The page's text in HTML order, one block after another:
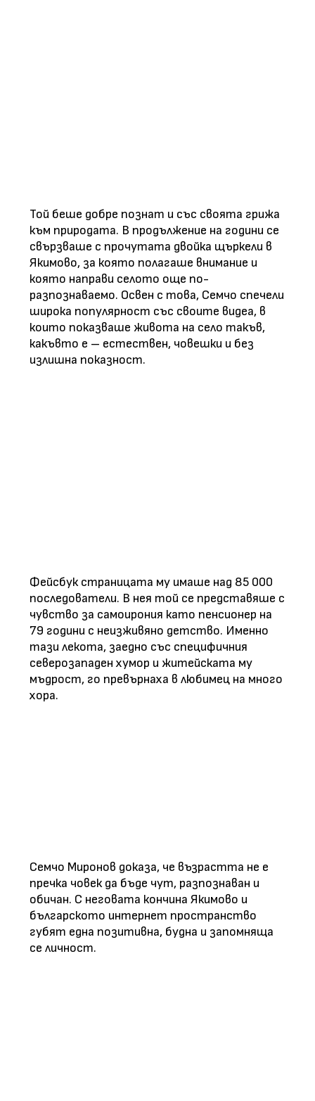
Той беше добре познат и със своята грижа
към природата. В продължение на години се
свързваше с прочутата двойка щъркели в
Якимово, за която полагаше внимание и
която направи селото още по-
разпознаваемо. Освен с това, Семчо спечели
широка популярност със своите видеа, в
които показваше живота на село такъв,
какъвто е – естествен, човешки и без
излишна показност.
Фейсбук страницата му имаше над 85 000
последователи. В нея той се представяше с
чувство за самоирония като пенсионер на
79 години с неизживяно детство. Именно
тази лекота, заедно със специфичния
северозападен хумор и житейската му
мъдрост, го превърнаха в любимец на много
хора.
Семчо Миронов доказа, че възрастта не е
пречка човек да бъде чут, разпознаван и
обичан. С неговата кончина Якимово и
българското интернет пространство
губят една позитивна, будна и запомняща
се личност.